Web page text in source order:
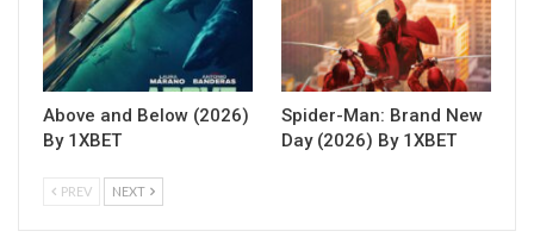
Above and Below (2026)
By 1XBET
Spider-Man: Brand New
Day (2026) By 1XBET
PREV NEXT